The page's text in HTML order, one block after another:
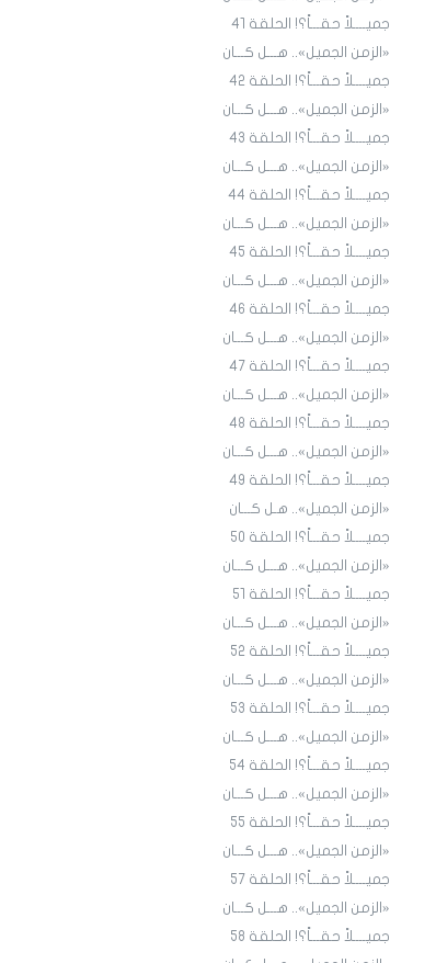
جميــــلاً حقـــاً؟! الحلقة 4١
«الزمن الجميل».. هـــل كـــان
جميــــلاً حقـــاً؟! الحلقة 4٢
«الزمن الجميل».. هـــل كـــان
جميــــلاً حقـــاً؟! الحلقة 43
«الزمن الجميل».. هـــل كـــان
جميــــلاً حقـــاً؟! الحلقة 44
«الزمن الجميل».. هـــل كـــان
جميــــلاً حقـــاً؟! الحلقة 45
«الزمن الجميل».. هـــل كـــان
جميــــلاً حقـــاً؟! الحلقة ٤٦
«الزمن الجميل».. هـــل كـــان
جميــــلاً حقـــاً؟! الحلقة ٤7
«الزمن الجميل».. هـــل كـــان
جميــــلاً حقـــاً؟! الحلقة ٤٨
«الزمن الجميل».. هـــل كـــان
جميــــلاً حقـــاً؟! الحلقة ٤9
«الزمن الجميل».. هـل كـــان
جميــــلاً حقـــاً؟! الحلقة ٥٠
«الزمن الجميل».. هـــل كـــان
جميــــلاً حقـــاً؟! الحلقة ٥١
«الزمن الجميل».. هـــل كـــان
جميــــلاً حقـــاً؟! الحلقة 52
«الزمن الجميل».. هـــل كـــان
جميــــلاً حقـــاً؟! الحلقة 53
«الزمن الجميل».. هـــل كـــان
جميــــلاً حقـــاً؟! الحلقة 54
«الزمن الجميل».. هـــل كـــان
جميــــلاً حقـــاً؟! الحلقة 55
«الزمن الجميل».. هـــل كـــان
جميــــلاً حقـــاً؟! الحلقة 57
«الزمن الجميل».. هـــل كـــان
جميــــلاً حقـــاً؟! الحلقة 58